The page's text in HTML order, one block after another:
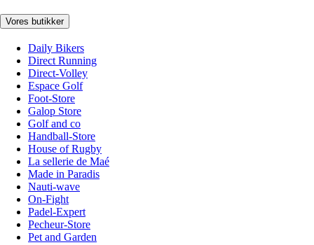
Vores butikker
Daily Bikers
Direct Running
Direct-Volley
Espace Golf
Foot-Store
Galop Store
Golf and co
Handball-Store
House of Rugby
La sellerie de Maé
Made in Paradis
Nauti-wave
On-Fight
Padel-Expert
Pecheur-Store
Pet and Garden